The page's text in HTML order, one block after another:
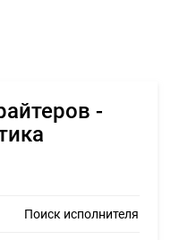
-
Поиск исполнителя